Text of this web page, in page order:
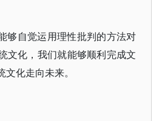
够自觉运用理性批判的方法对
文化，我们就能够顺利完成文
化走向未来。